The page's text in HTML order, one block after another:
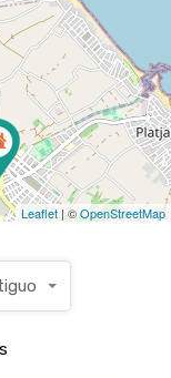
Leaflet | ©OpenStreetMap